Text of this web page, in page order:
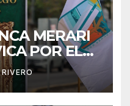
MERARI
POR EL
LUCTUOSO
Y